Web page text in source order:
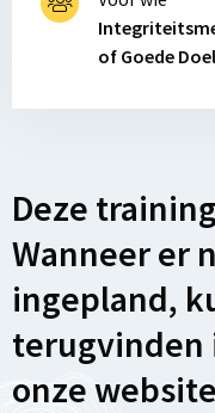
of Goede
Deze
Wanneer er
ingepland,
terugvinden
onze website